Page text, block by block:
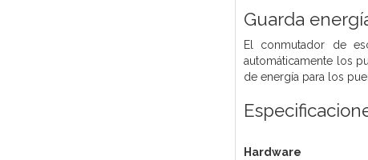
Guarda
El conmutador de
automáticamente los
de energía para los
Hardware